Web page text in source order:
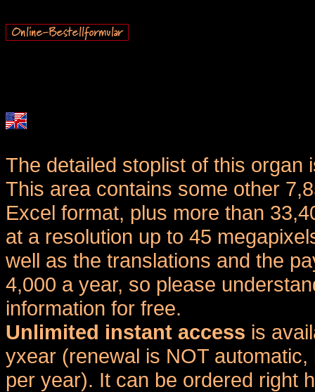
The detailed stoplist of this
This area contains some other
Excel format, plus more than
at a resolution up to 45
well as the translations and the
4,000 a year, so please
information for free.
Unlimited instant access is
yxear (renewal is NOT
per year). It can be ordered right